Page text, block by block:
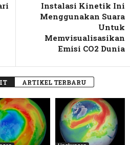
Instalasi Kinetik Ini
Menggunakan Suara
Untuk
Memvisualisasikan
Emisi CO2 Dunia
ARTIKEL TERBARU